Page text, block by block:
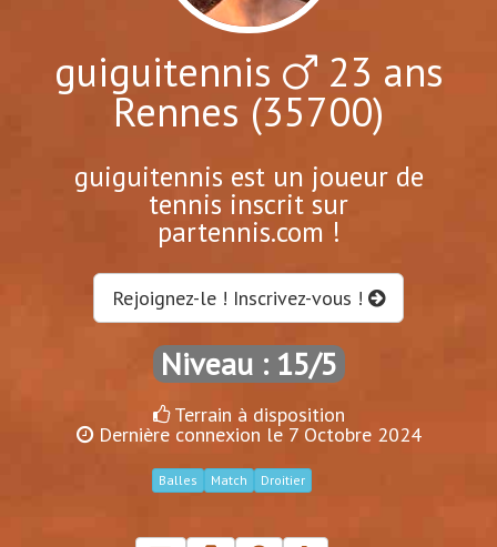
guiguitennis 23 ans
Rennes (35700)
guiguitennis est un joueur de
tennis inscrit sur
partennis.com !
Rejoignez-le ! Inscrivez-vous !
Niveau : 15/5
Terrain à disposition
Dernière connexion le 7 Octobre 2024
Balles Match Droitier